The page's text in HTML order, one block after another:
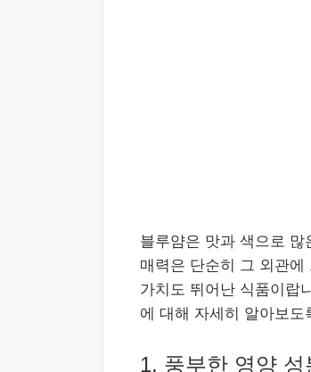
블루얌은 맛과 색으로
매력은 단순히 그 외관
가치도 뛰어난 식품이랍
에 대해 자세히 알아보도
1. 풍부한 영양 성